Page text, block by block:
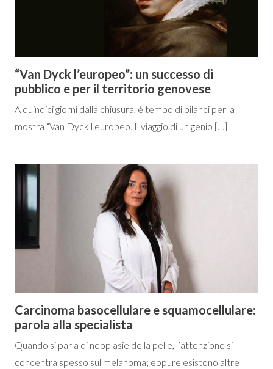
“Van Dyck l’europeo”: un successo di
pubblico e per il territorio genovese
A quindici giorni dalla chiusura, è tempo di bilanci per la
mostra “Van Dyck l’europeo. Il viaggio di un genio […]
Carcinoma basocellulare e squamocellulare:
parola alla specialista
Quando si parla di neoplasie della pelle, l’attenzione si
concentra spesso sul melanoma; eppure esistono altre